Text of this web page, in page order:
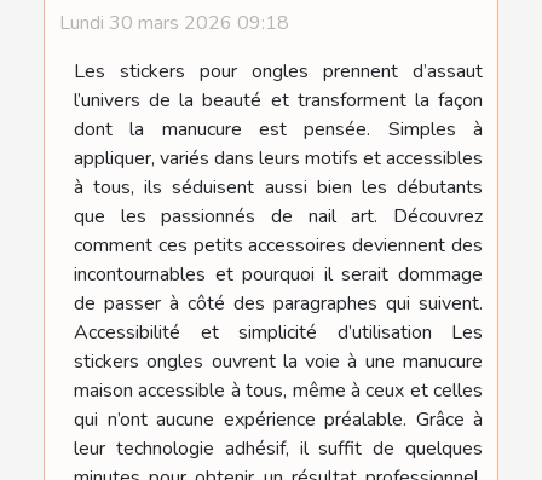
Lundi 30 mars 2026 09:18
Les stickers pour ongles prennent d’assaut
l’univers de la beauté et transforment la façon
dont la manucure est pensée. Simples à
appliquer, variés dans leurs motifs et accessibles
à tous, ils séduisent aussi bien les débutants
que les passionnés de nail art. Découvrez
comment ces petits accessoires deviennent des
incontournables et pourquoi il serait dommage
de passer à côté des paragraphes qui suivent.
Accessibilité et simplicité d’utilisation Les
stickers ongles ouvrent la voie à une manucure
maison accessible à tous, même à ceux et celles
qui n’ont aucune expérience préalable. Grâce à
leur technologie adhésif, il suffit de quelques